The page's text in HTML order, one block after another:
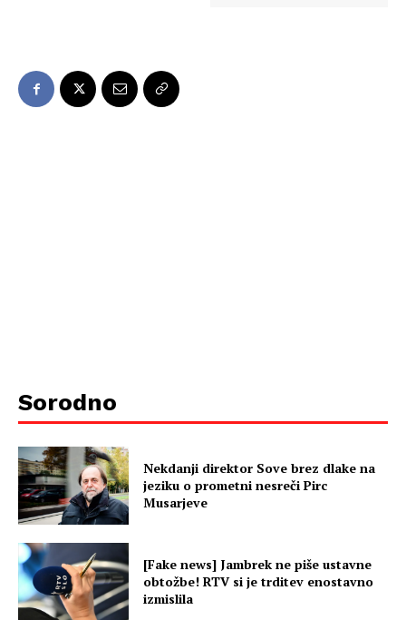
Sorodno
Nekdanji direktor Sove brez dlake na
jeziku o prometni nesreči Pirc
Musarjeve
[Fake news] Jambrek ne piše ustavne
obtožbe! RTV si je trditev enostavno
izmislila